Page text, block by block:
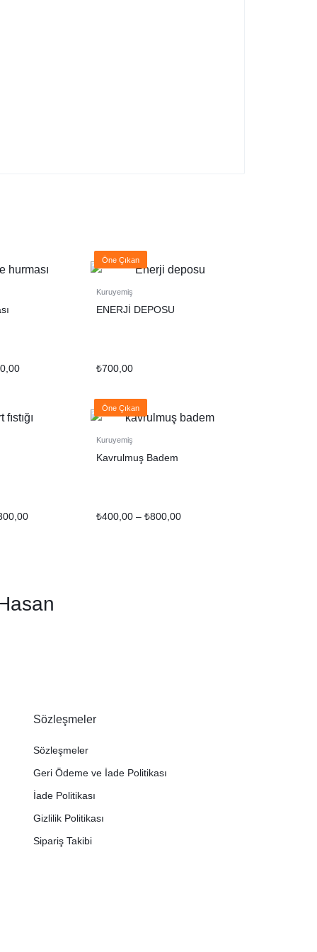
Öne Çıkan
Kuruyemiş
ENERJİ DEPOSU
₺700,00
Öne Çıkan
Kuruyemiş
Kavrulmuş Badem
₺400,00 – ₺800,00
Sözleşmeler
Sözleşmeler
Geri Ödeme ve İade Politikası
İade Politikası
Gizlilik Politikası
Sipariş Takibi